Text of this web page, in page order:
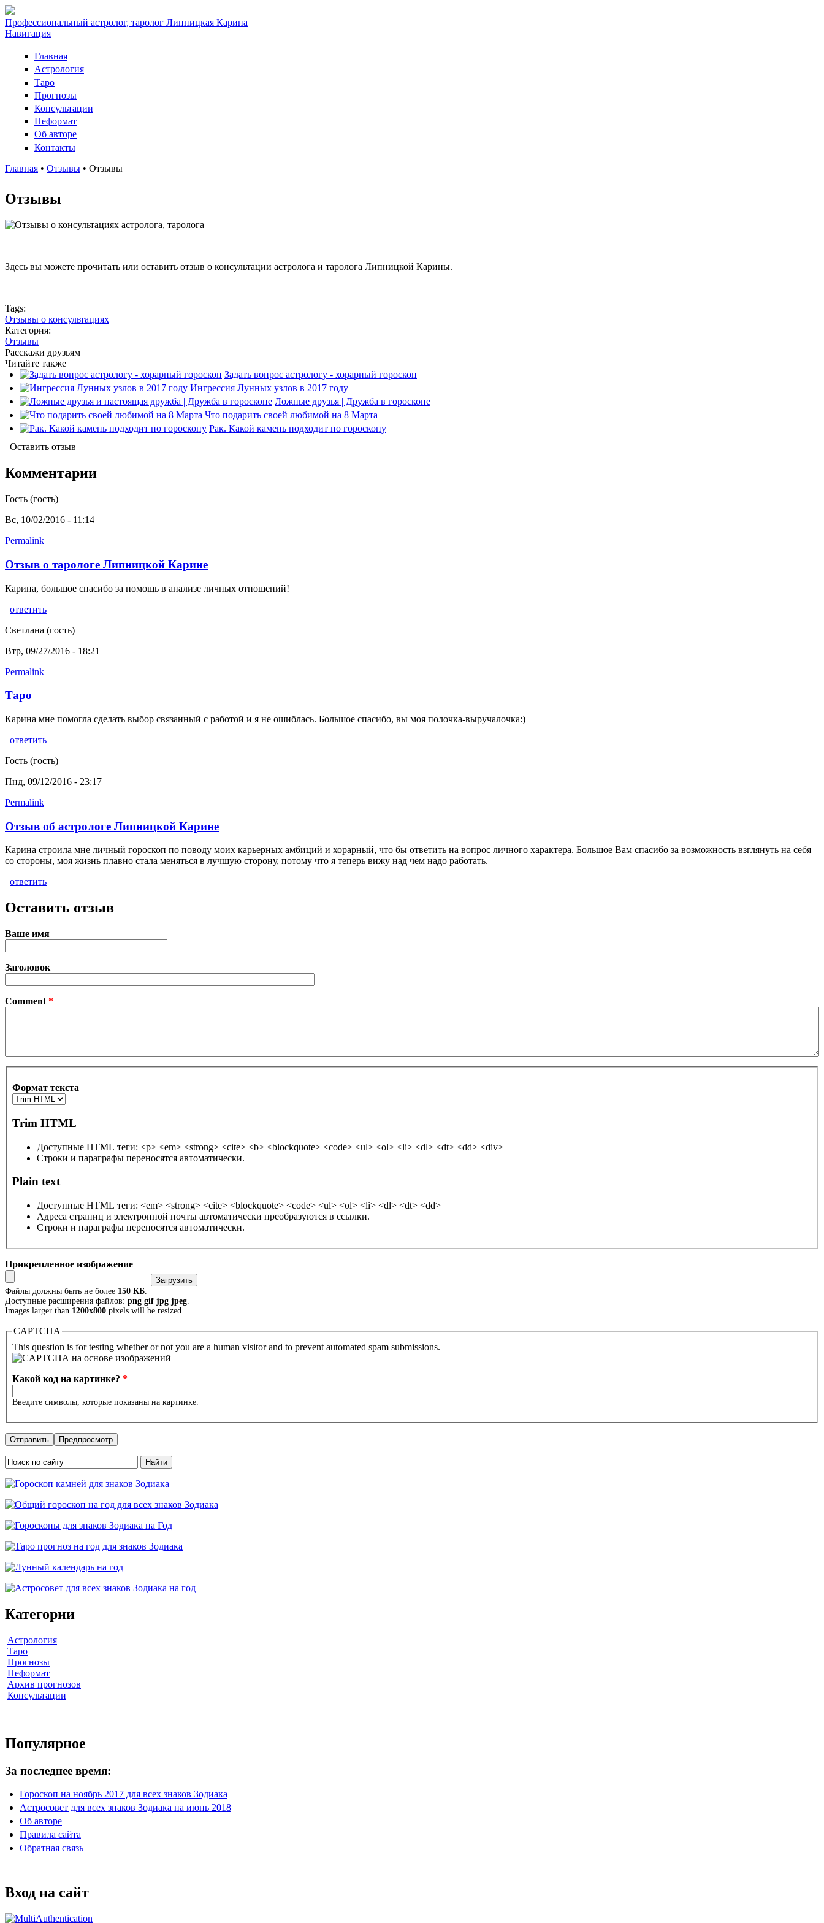
Профессиональный астролог, таролог Липницкая Карина
Навигация
Главная
Астрология
Таро
Прогнозы
Консультации
Неформат
Об авторе
Контакты
Главная • Отзывы • Отзывы
Отзывы
Здесь вы можете прочитать или оставить отзыв о консультации астролога и таролога Липницкой Карины.
Tags:
Отзывы о консультациях
Категория:
Отзывы
Расскажи друзьям
Читайте также
Задать вопрос астрологу - хорарный гороскоп
Ингрессия Лунных узлов в 2017 году
Ложные друзья | Дружба в гороскопе
Что подарить своей любимой на 8 Марта
Рак. Какой камень подходит по гороскопу
Оставить отзыв
Комментарии
Гость (гость)
Вс, 10/02/2016 - 11:14
Permalink
Отзыв о тарологе Липницкой Карине
Карина, большое спасибо за помощь в анализе личных отношений!
ответить
Светлана (гость)
Втр, 09/27/2016 - 18:21
Permalink
Таро
Карина мне помогла сделать выбор связанный с работой и я не ошиблась. Большое спасибо, вы моя полочка-выручалочка:)
ответить
Гость (гость)
Пнд, 09/12/2016 - 23:17
Permalink
Отзыв об астрологе Липницкой Карине
Карина строила мне личный гороскоп по поводу моих карьерных амбиций и хорарный, что бы ответить на вопрос личного характера. Большое Вам спасибо за возможность взглянуть на себя
со стороны, моя жизнь плавно стала меняться в лучшую сторону, потому что я теперь вижу над чем надо работать.
ответить
Оставить отзыв
Ваше имя
Заголовок
Comment *
Формат текста
Trim HTML
Доступные HTML теги: <p> <em> <strong> <cite> <b> <blockquote> <code> <ul> <ol> <li> <dl> <dt> <dd> <div>
Строки и параграфы переносятся автоматически.
Plain text
Доступные HTML теги: <em> <strong> <cite> <blockquote> <code> <ul> <ol> <li> <dl> <dt> <dd>
Адреса страниц и электронной почты автоматически преобразуются в ссылки.
Строки и параграфы переносятся автоматически.
Прикрепленное изображение
Файлы должны быть не более 150 КБ.
Доступные расширения файлов: png gif jpg jpeg.
Images larger than 1200x800 pixels will be resized.
CAPTCHA
This question is for testing whether or not you are a human visitor and to prevent automated spam submissions.
Какой код на картинке? *
Введите символы, которые показаны на картинке.
Форма поиска
Категории
Астрология
Таро
Прогнозы
Неформат
Архив прогнозов
Консультации
Популярное
За последнее время:
Гороскоп на ноябрь 2017 для всех знаков Зодиака
Астросовет для всех знаков Зодиака на июнь 2018
Об авторе
Правила сайта
Обратная связь
Вход на сайт